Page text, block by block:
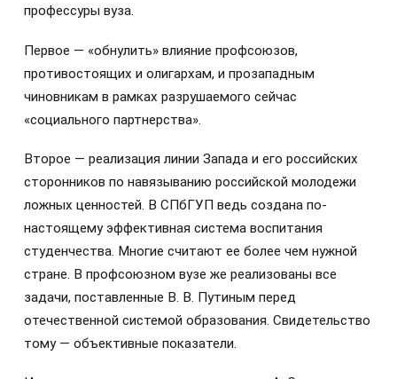
профессуры вуза.
Первое — «обнулить» влияние профсоюзов,
противостоящих и олигархам, и прозападным
чиновникам в рамках разрушаемого сейчас
«социального партнерства».
Второе — реализация линии Запада и его российских
сторонников по навязыванию российской молодежи
ложных ценностей. В СПбГУП ведь создана по-
настоящему эффективная система воспитания
студенчества. Многие считают ее более чем нужной
стране. В профсоюзном вузе же реализованы все
задачи, поставленные В. В. Путиным перед
отечественной системой образования. Свидетельство
тому — объективные показатели.